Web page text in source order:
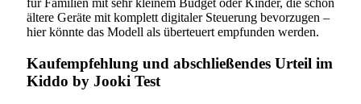
für Familien mit sehr kleinem Budget oder Kinder, die schon
ältere Geräte mit komplett digitaler Steuerung bevorzugen –
hier könnte das Modell als überteuert empfunden werden.
Kaufempfehlung und abschließendes Urteil im
Kiddo by Jooki Test